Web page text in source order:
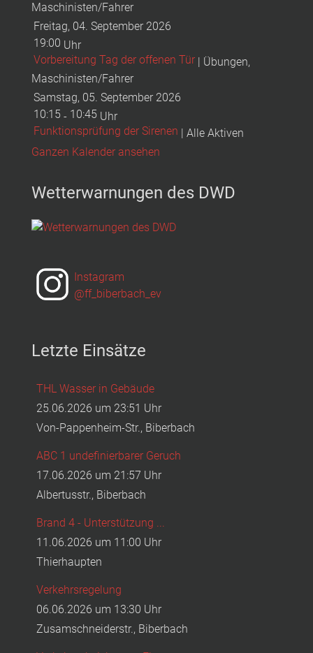
Maschinisten/Fahrer
Freitag, 04. September 2026
19:00 Uhr
Vorbereitung Tag der offenen Tür | Übungen,
Maschinisten/Fahrer
Samstag, 05. September 2026
10:15 - 10:45 Uhr
Funktionsprüfung der Sirenen | Alle Aktiven
Ganzen Kalender ansehen
Wetterwarnungen des DWD
Instagram
@ff_biberbach_ev
Letzte Einsätze
THL Wasser in Gebäude
25.06.2026 um 23:51 Uhr
Von-Pappenheim-Str., Biberbach
ABC 1 undefinierbarer Geruch
17.06.2026 um 21:57 Uhr
Albertusstr., Biberbach
Brand 4 - Unterstützung ...
11.06.2026 um 11:00 Uhr
Thierhaupten
Verkehrsregelung
06.06.2026 um 13:30 Uhr
Zusamschneiderstr., Biberbach